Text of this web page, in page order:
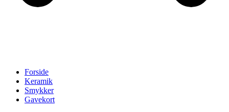
Forside
Keramik
Smykker
Gavekort